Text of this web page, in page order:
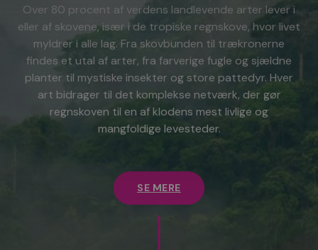
Over 80 procent af verdens landlevende arter lever i
eller af skovene, især i de tropiske regnskove, hvor livet
myldrer i alle lag. Fra skovbunden til trækronerne
findes et utal af arter, fra farverige fugle og sjældne
planter til mystiske insekter og store pattedyr. Hver
art bidrager til det komplekse netværk, der gør
regnskoven til en af klodens mest livlige og
mangfoldige levesteder.
SE MERE